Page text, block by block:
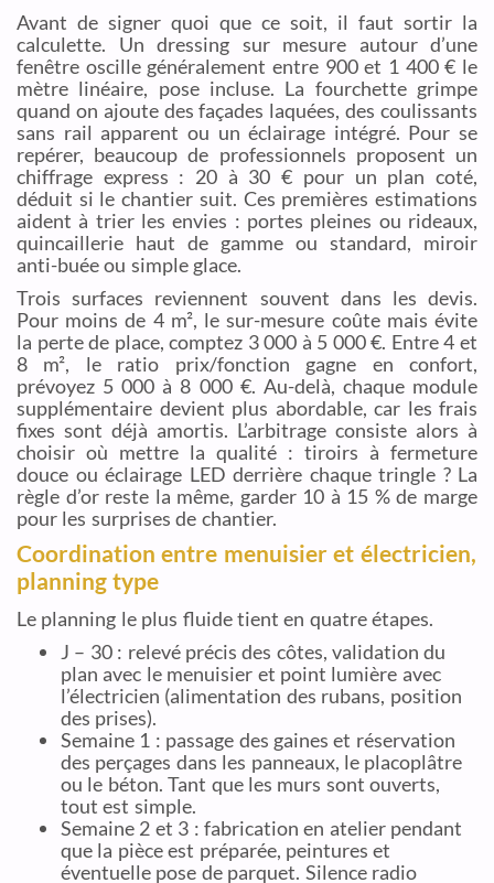
Avant de signer quoi que ce soit, il faut sortir la
calculette. Un dressing sur mesure autour d’une
fenêtre oscille généralement entre 900 et 1 400 € le
mètre linéaire, pose incluse. La fourchette grimpe
quand on ajoute des façades laquées, des coulissants
sans rail apparent ou un éclairage intégré. Pour se
repérer, beaucoup de professionnels proposent un
chiffrage express : 20 à 30 € pour un plan coté,
déduit si le chantier suit. Ces premières estimations
aident à trier les envies : portes pleines ou rideaux,
quincaillerie haut de gamme ou standard, miroir
anti-buée ou simple glace.
Trois surfaces reviennent souvent dans les devis.
Pour moins de 4 m², le sur-mesure coûte mais évite
la perte de place, comptez 3 000 à 5 000 €. Entre 4 et
8 m², le ratio prix/fonction gagne en confort,
prévoyez 5 000 à 8 000 €. Au-delà, chaque module
supplémentaire devient plus abordable, car les frais
fixes sont déjà amortis. L’arbitrage consiste alors à
choisir où mettre la qualité : tiroirs à fermeture
douce ou éclairage LED derrière chaque tringle ? La
règle d’or reste la même, garder 10 à 15 % de marge
pour les surprises de chantier.
Coordination entre menuisier et électricien,
planning type
Le planning le plus fluide tient en quatre étapes.
J – 30 : relevé précis des côtes, validation du
plan avec le menuisier et point lumière avec
l’électricien (alimentation des rubans, position
des prises).
Semaine 1 : passage des gaines et réservation
des perçages dans les panneaux, le placoplâtre
ou le béton. Tant que les murs sont ouverts,
tout est simple.
Semaine 2 et 3 : fabrication en atelier pendant
que la pièce est préparée, peintures et
éventuelle pose de parquet. Silence radio